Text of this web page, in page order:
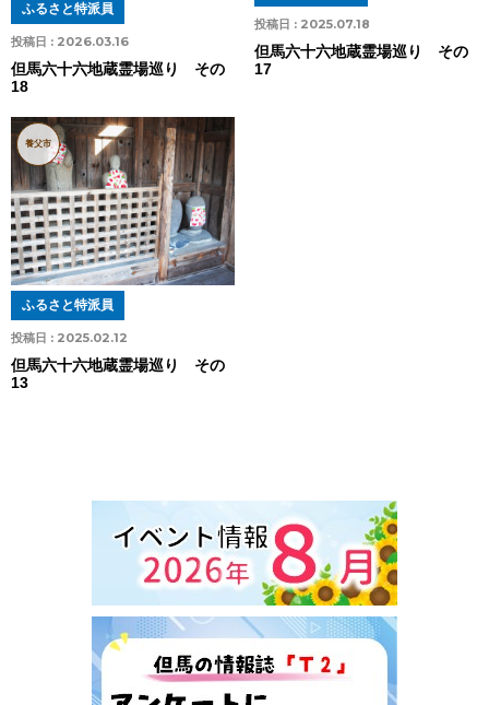
投稿日 : 2026.03.16
ふるさと特派員
但馬六十六地蔵霊場巡り その
18
投稿日 : 2025.07.18
但馬六十六地蔵霊場巡り その
17
養父市
投稿日 : 2025.02.12
ふるさと特派員
但馬六十六地蔵霊場巡り その
13